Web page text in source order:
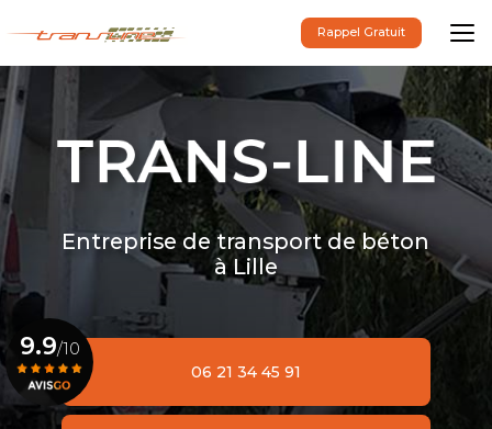
au
principal
Rappel Gratuit
Entreprise de transport de béton
à Lille
06 21 34 45 91
9.9/10
Voir le certificat